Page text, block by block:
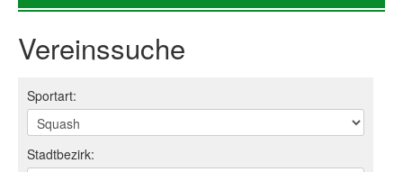
Vereinsberatung
Wege zur Kooperation
Log-in "Vereine"
Qualifizierung
Vereinssuche
Sportart:
Stadtbezirk: